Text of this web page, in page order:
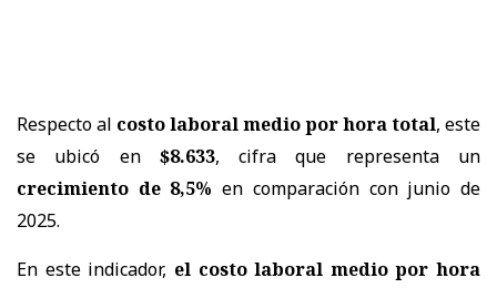
Respecto al costo laboral medio por hora total, este
se ubicó en $8.633, cifra que representa un
crecimiento de 8,5% en comparación con junio de
2025.
En este indicador, el costo laboral medio por hora